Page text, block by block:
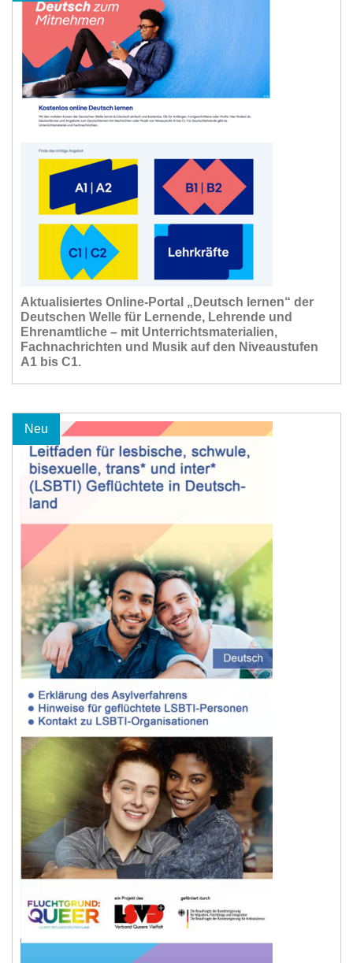
Aktualisiertes Online-Portal „Deutsch lernen“ der
Deutschen Welle für Lernende, Lehrende und
Ehrenamtliche – mit Unterrichtsmaterialien,
Fachnachrichten und Musik auf den Niveaustufen
A1 bis C1.
Neu